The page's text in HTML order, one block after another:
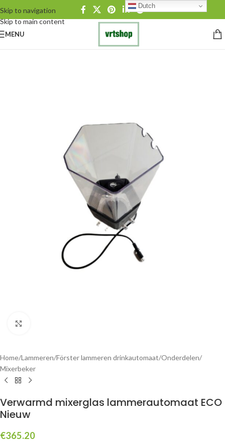
Skip to navigation
Skip to main content
MENU
Home/Lammeren/Förster lammeren drinkautomaat/Onderdelen/
Mixerbeker
Verwarmd mixerglas lammerautomaat ECO
Nieuw
€365.20
Dutch